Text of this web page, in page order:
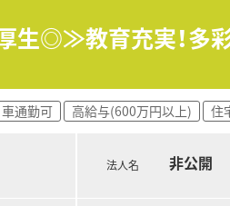
生◎≫教育充実！多
車通勤可 高給与(600万円以上) 住
法人名 非公開